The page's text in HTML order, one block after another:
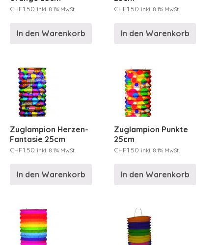
CHF1.50 inkl. 8.1% MwSt.
In den Warenkorb
CHF1.50 inkl. 8.1% MwSt.
In den Warenkorb
Zuglampion Herzen-
Fantasie 25cm
CHF1.50 inkl. 8.1% MwSt.
In den Warenkorb
Zuglampion Punkte
25cm
CHF1.50 inkl. 8.1% MwSt.
In den Warenkorb